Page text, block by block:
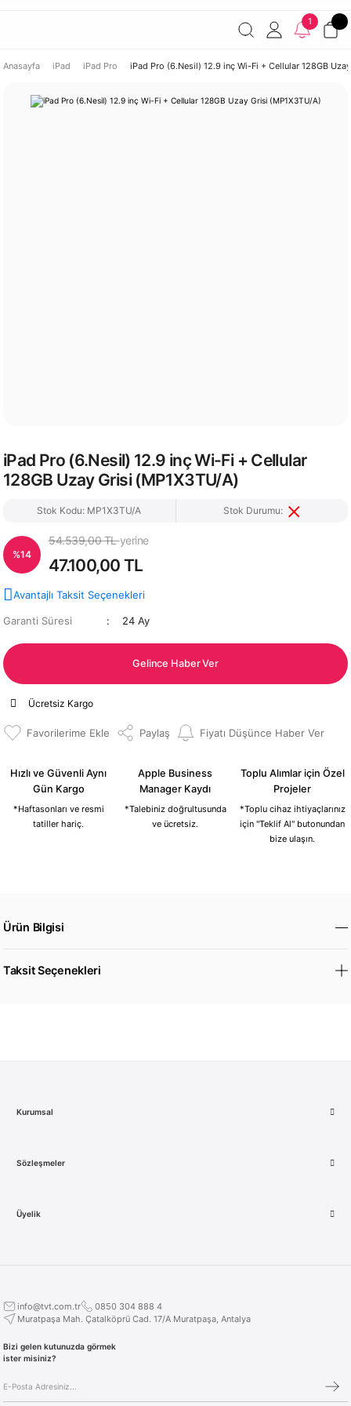
7000 TL ve üzeri
Şirketinize ait cihazları JAMF ile
1
Anasayfa iPad iPad Pro iPad Pro (6.Nesil) 12.9 inç Wi-Fi + Cellular 128GB
iPad Pro (6.Nesil) 12.9 inç Wi-Fi + Cellular
128GB Uzay Grisi (MP1X3TU/A)
Stok Kodu: MP1X3TU/A Stok Durumu:
%14
54.539,00 TLyerine
47.100,00 TL
Avantajlı Taksit Seçenekleri
Garanti Süresi 24 Ay
Gelince Haber Ver
Ücretsiz Kargo
Paylaş Fiyatı Düşünce Haber Ver
Hızlı ve Güvenli Aynı
Gün Kargo
*Haftasonları ve resmi
tatiller hariç.
Apple Business
Manager Kaydı
*Talebiniz doğrultusunda
ve ücretsiz.
Toplu Alımlar için Özel
Projeler
*Toplu cihaz ihtiyaçlarınız
için "Teklif Al" butonundan
bize ulaşın.
Ürün Bilgisi
Taksit Seçenekleri
Kurumsal
Sözleşmeler
Üyelik
info@tvt.com.tr
0850 304 888 4
Muratpaşa Mah. Çatalköprü Cad. 17/A Muratpaşa, Antalya
Bizi gelen kutunuzda görmek
ister misiniz?